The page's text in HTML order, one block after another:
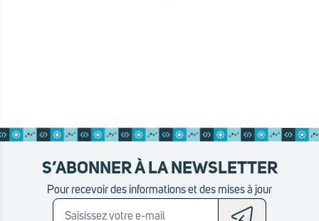
production).
architectures d’intégration (ESB,
API Gateway, microservices).
2. Gestion des flux et
S’ABONNER À LA NEWSLETTER
Pour recevoir des informations et des mises à jour